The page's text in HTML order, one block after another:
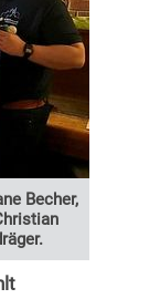
Becher,